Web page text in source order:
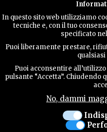
In questo sito web utilizziamo
tecniche e, con il tuo
specificato
Puoi liberamente prestare,
Puoi acconsentire
pulsante “Accetta”.
No, dammi
CONTATTI
Ristoranti
Ricette
e
prodotti
OSPITALITÀ
DOVE
256 strutture trovate
Tutti i comuni